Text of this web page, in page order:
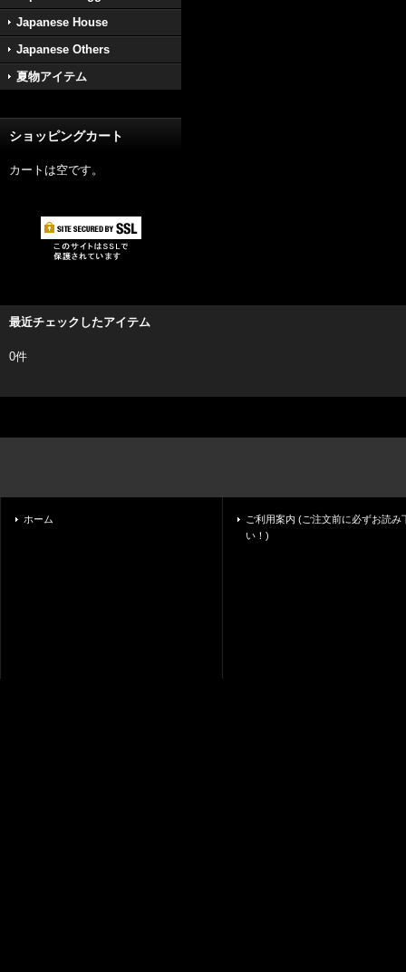
Japanese House
Japanese Others
夏物アイテム
ショッピングカート
カートは空です。
最近チェックしたアイテム
0件
ホーム
ご利用案内 (ご注文前に必ずお読み
い！)